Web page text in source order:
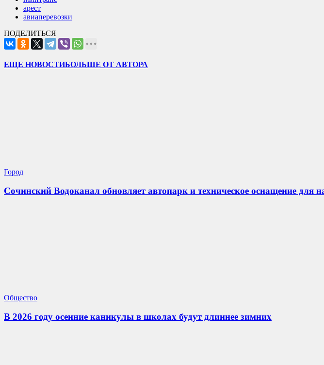
арест
авиаперевозки
ПОДЕЛИТЬСЯ
ЕЩЕ НОВОСТИБОЛЬШЕ ОТ АВТОРА
Город
Сочинский Водоканал обновляет автопарк и техническое оснащение для
Общество
В 2026 году осенние каникулы в школах будут длиннее зимних